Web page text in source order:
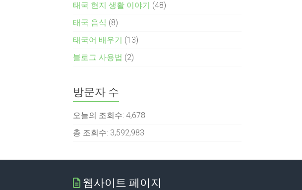
태국 현지 생활 이야기 (48)
태국 음식 (8)
태국어 배우기 (13)
블로그 사용법 (2)
방문자 수
오늘의 조회수:4,678
총 조회수: 3,592,983
웹사이트 페이지